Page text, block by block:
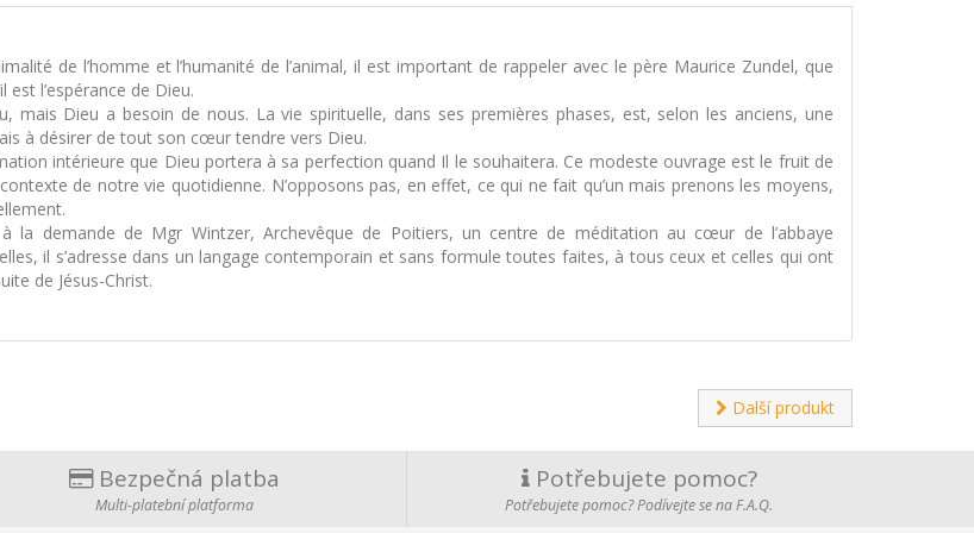
de l’homme et l’humanité de l’animal, il est important de rappeler avec le père Maurice Zundel, que
l’espérance de Dieu.
mais Dieu a besoin de nous. La vie spirituelle, dans ses premières phases, est, selon les anciens, une
à désirer de tout son cœur tendre vers Dieu.
intérieure que Dieu portera à sa perfection quand Il le souhaitera. Ce modeste ouvrage est le fruit de
de notre vie quotidienne. N’opposons pas, en effet, ce qui ne fait qu’un mais prenons les moyens,
la demande de Mgr Wintzer, Archevêque de Poitiers, un centre de méditation au cœur de l’abbaye
il s’adresse dans un langage contemporain et sans formule toutes faites, à tous ceux et celles qui ont
de Jésus-Christ.
Další produkt
Bezpečná platba
Multi-platební platforma
Potřebujete pomoc?
Potřebujete pomoc? Podívejte se na F.A.Q.